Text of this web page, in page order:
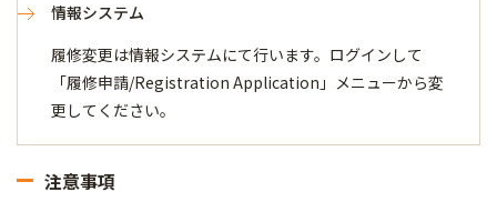
情報システム
履修変更は情報システムにて行います。ログインして
「履修申請/Registration Application」メニューから変
更してください。
注意事項